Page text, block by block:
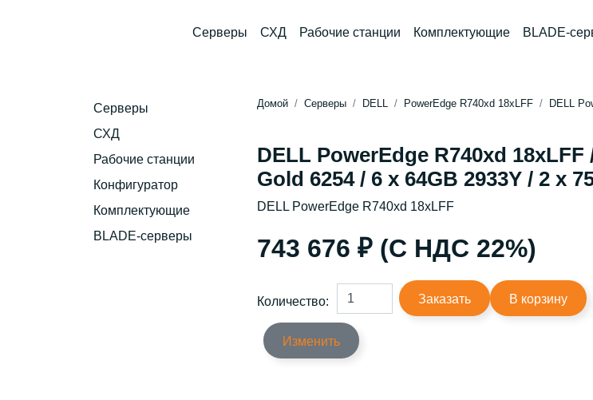
Серверы СХД Рабочие станции Комплектующие BLADE-
Серверы
СХД
Рабочие станции
Конфигуратор
Комплектующие
BLADE-серверы
Домой Серверы DELL PowerEdge R740xd 18xLFF DELL
DELL PowerEdge R740xd 18xLFF
Gold 6254 / 6 x 64GB 2933Y / 2 x
DELL PowerEdge R740xd 18xLFF
743 676 ₽ (С НДС 22%)
Количество: Заказать В корзину
Изменить